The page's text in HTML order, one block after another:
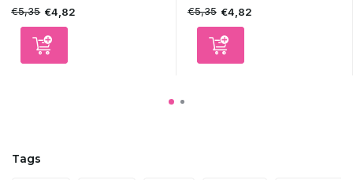
€5,35 €4,82 €5,35 €4,82
Tags